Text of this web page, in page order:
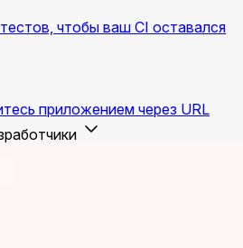
чтобы ваш CI оставался
приложением через URL